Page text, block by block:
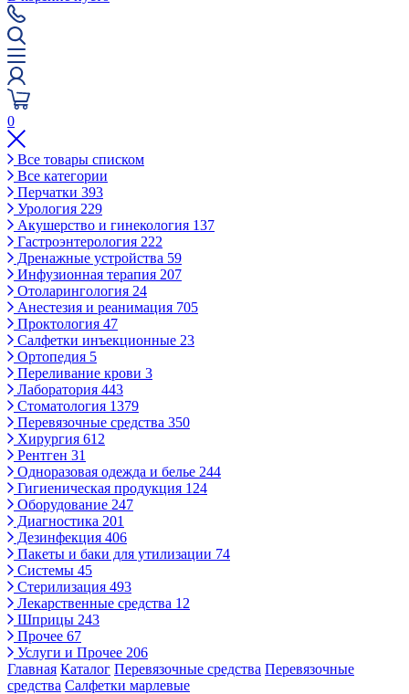
0
Все товары списком
Все категории
Перчатки 393
Урология 229
Акушерство и гинекология 137
Гастроэнтерология 222
Дренажные устройства 59
Инфузионная терапия 207
Отоларингология 24
Анестезия и реанимация 705
Проктология 47
Салфетки инъекционные 23
Ортопедия 5
Переливание крови 3
Лаборатория 443
Стоматология 1379
Перевязочные средства 350
Хирургия 612
Рентген 31
Одноразовая одежда и белье 244
Гигиеническая продукция 124
Оборудование 247
Диагностика 201
Дезинфекция 406
Пакеты и баки для утилизации 74
Системы 45
Стерилизация 493
Лекарственные средства 12
Шприцы 243
Прочее 67
Услуги и Прочее 206
Главная Каталог Перевязочные средства Перевязочные
средства Салфетки марлевые